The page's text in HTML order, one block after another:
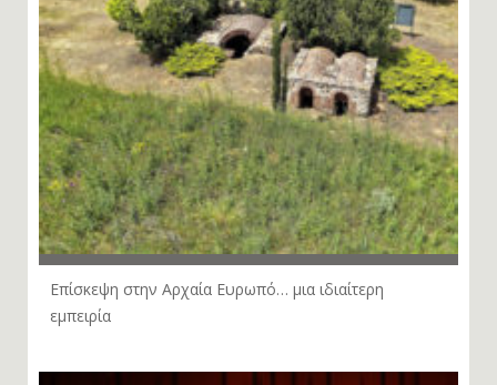
Επίσκεψη στην Αρχαία Ευρωπό… μια ιδιαίτερη
εμπειρία